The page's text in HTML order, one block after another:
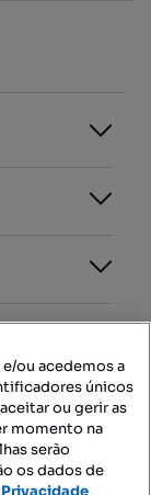
ou acedemos a
únicos
ou gerir as
momento na
serão
os dados de